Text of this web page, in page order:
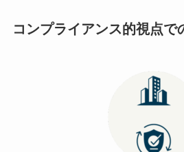
コンプライアンス的視点で